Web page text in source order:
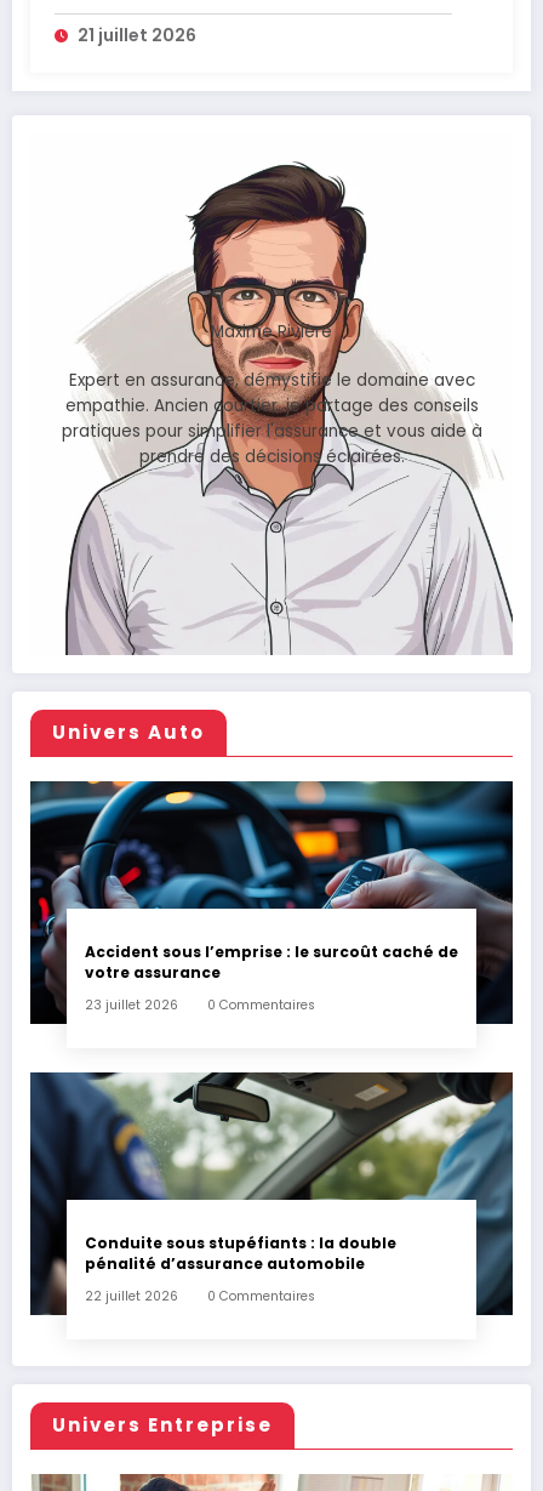
21 juillet 2026
Maxime Rivière
Expert en assurance, démystifie le domaine avec
empathie. Ancien courtier, je partage des conseils
pratiques pour simplifier l'assurance et vous aide à
prendre des décisions éclairées.
Univers Auto
Accident sous l’emprise : le surcoût caché de
votre assurance
23 juillet 2026 0 Commentaires
Conduite sous stupéfiants : la double
pénalité d’assurance automobile
22 juillet 2026 0 Commentaires
Univers Entreprise